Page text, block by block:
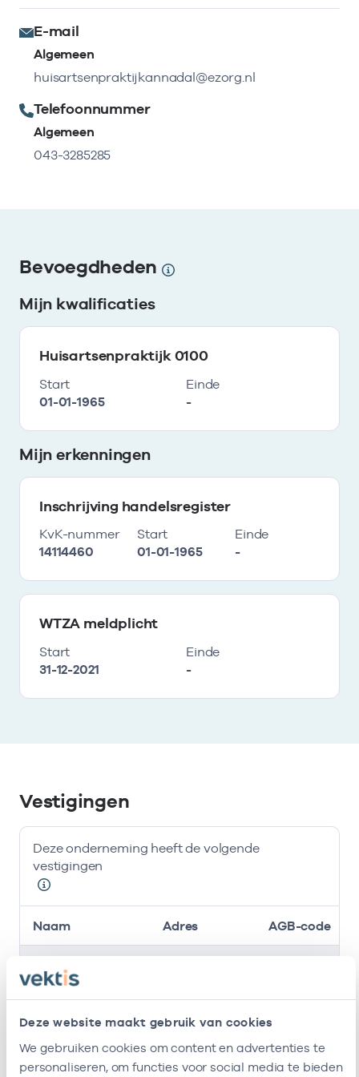
Deze website maakt gebruik van cookies
We gebruiken cookies om content en advertenties te
personaliseren, om functies voor social media te bieden
E-mail
Algemeen
huisartsenpraktijkannadal@ezorg.nl
Telefoonnummer
Algemeen
043-3285285
Bevoegdheden
Mijn kwalificaties
Huisartsenpraktijk 0100
Start
01-01-1965
Einde
-
Mijn erkenningen
Inschrijving handelsregister
KvK-nummer
14114460
Start
01-01-1965
Einde
-
WTZA meldplicht
Start
31-12-2021
Einde
-
Vestigingen
Deze onderneming heeft de volgende
vestigingen
Deze onderneming heeft de volgende vestigingen
Naam Adres AGB-code
Annadal
6216BX
Maastricht